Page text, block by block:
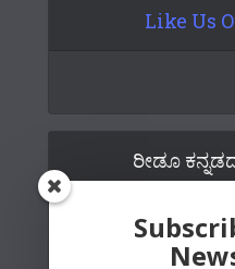
Like Us
ರೀಡೂ